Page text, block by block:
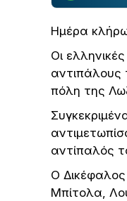
Ημέρα
Οι
αντιπάλους
πόλη της
αντίπαλός
Ο
Μπίτολα,